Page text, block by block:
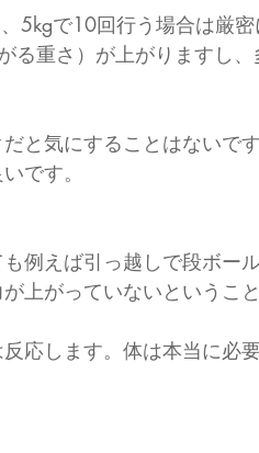
5kgで10回行う場合は厳
る重さ）が上がりますし、
と気にすることはないで
です。
例えば引っ越しで段ボー
上がっていないということ
応します。体は本当に必